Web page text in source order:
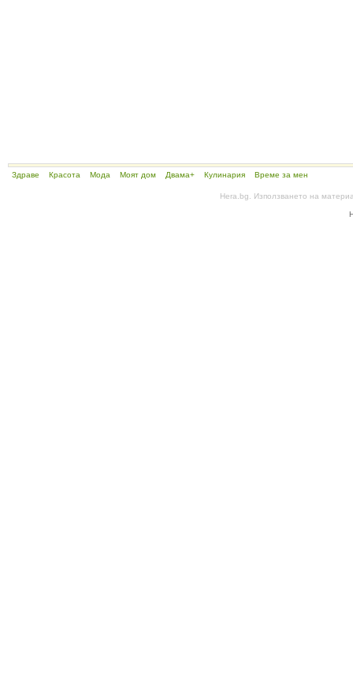
Здраве Красота Мода Моят дом Двама+ Кулинария Време за мен
Hera.bg. Използването на